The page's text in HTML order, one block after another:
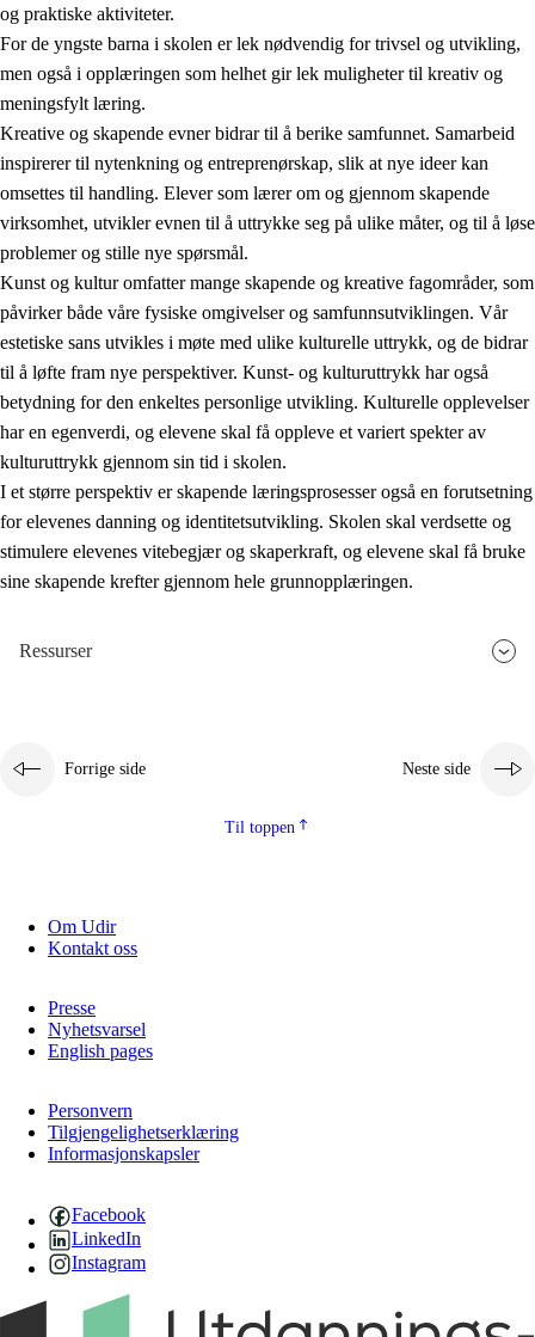
1.3 Kritisk tenkning og etisk bevissthet
1.4 Skaperglede, engasjement og utforskertrang
1.5 Respekt for naturen og miljøbevissthet
1.6 Demokrati og medvirkning
og praktiske aktiviteter.
For de yngste barna i skolen er lek nødvendig for trivsel og utvikling,
men også i opplæringen som helhet gir lek muligheter til kreativ og
meningsfylt læring.
Kreative og skapende evner bidrar til å berike samfunnet. Samarbeid
inspirerer til nytenkning og entreprenørskap, slik at nye ideer kan
omsettes til handling. Elever som lærer om og gjennom skapende
virksomhet, utvikler evnen til å uttrykke seg på ulike måter, og til å løse
problemer og stille nye spørsmål.
Kunst og kultur omfatter mange skapende og kreative fagområder, som
påvirker både våre fysiske omgivelser og samfunnsutviklingen. Vår
estetiske sans utvikles i møte med ulike kulturelle uttrykk, og de bidrar
til å løfte fram nye perspektiver. Kunst- og kulturuttrykk har også
betydning for den enkeltes personlige utvikling. Kulturelle opplevelser
har en egenverdi, og elevene skal få oppleve et variert spekter av
kulturuttrykk gjennom sin tid i skolen.
I et større perspektiv er skapende læringsprosesser også en forutsetning
for elevenes danning og identitetsutvikling. Skolen skal verdsette og
stimulere elevenes vitebegjær og skaperkraft, og elevene skal få bruke
sine skapende krefter gjennom hele grunnopplæringen.
Ressurser
Forrige side Neste side
Til toppen
Om Udir
Kontakt oss
Presse
Nyhetsvarsel
English pages
Personvern
Tilgjengelighetserklæring
Informasjonskapsler
Facebook
LinkedIn
Instagram